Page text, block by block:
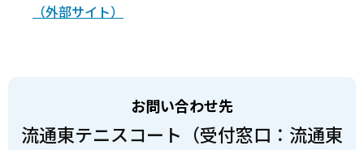
（外部サイト）
お問い合わせ先
流通東テニスコート（受付窓口：流通東